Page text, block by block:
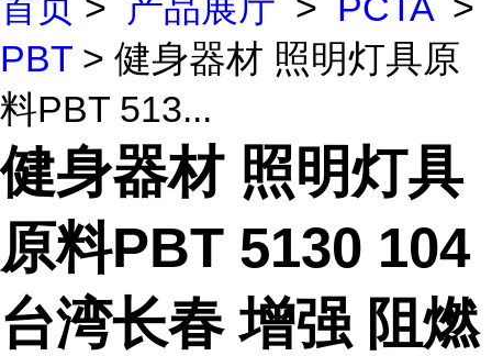
PBT > 健身器材 照明灯具原
料PBT 513...
健身器材 照明灯具
原料PBT 5130 104
台湾长春 增强 阻燃